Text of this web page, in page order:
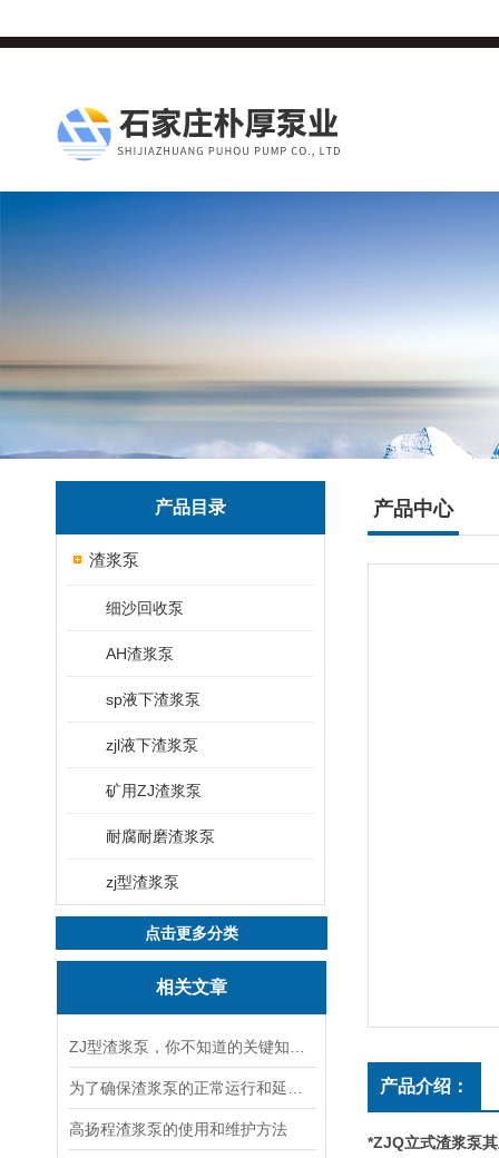
产品目录
渣浆泵
细沙回收泵
AH渣浆泵
sp液下渣浆泵
zjl液下渣浆泵
矿用ZJ渣浆泵
耐腐耐磨渣浆泵
zj型渣浆泵
点击更多分类
相关文章
高扬程渣浆泵的使用和维护方法
产品中心
产品介绍：
*ZJQ立式渣浆泵